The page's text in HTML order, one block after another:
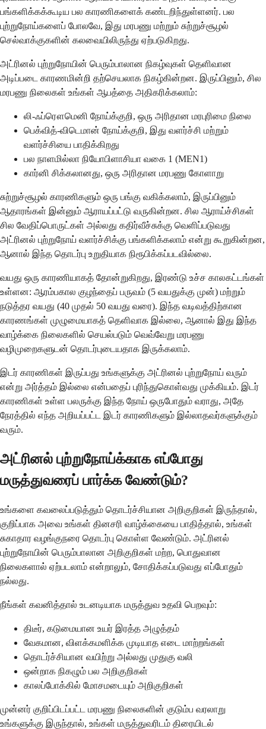
பங்களிக்கக்கூடிய பல காரணிகளைக் கண்டறிந்துள்ளனர். பல
புற்றுநோய்களைப் போலவே, இது மரபணு மற்றும் சுற்றுச்சூழல்
செல்வாக்குகளின் கலவையிலிருந்து ஏற்படுகிறது.
அட்ரினல் புற்றுநோயின் பெரும்பாலான நிகழ்வுகள் தெளிவான
அடிப்படை காரணமின்றி தற்செயலாக நிகழ்கின்றன. இருப்பினும், சில
மரபணு நிலைகள் உங்கள் ஆபத்தை அதிகரிக்கலாம்:
லி-ஃப்ரௌமெனி நோய்க்குறி, ஒரு அரிதான மரபுரிமை நிலை
பெக்வித்-விடெமான் நோய்க்குறி, இது வளர்ச்சி மற்றும்
வளர்ச்சியை பாதிக்கிறது
பல நாளமில்லா நியோபிளாசியா வகை 1 (MEN1)
கார்னி சிக்கலானது, ஒரு அரிதான மரபணு கோளாறு
சுற்றுச்சூழல் காரணிகளும் ஒரு பங்கு வகிக்கலாம், இருப்பினும்
ஆதாரங்கள் இன்னும் ஆராயப்பட்டு வருகின்றன. சில ஆராய்ச்சிகள்
சில வேதிப்பொருட்கள் அல்லது கதிர்வீச்சுக்கு வெளிப்படுவது
அட்ரினல் புற்றுநோய் வளர்ச்சிக்கு பங்களிக்கலாம் என்று கூறுகின்றன,
ஆனால் இந்த தொடர்பு உறுதியாக நிரூபிக்கப்படவில்லை.
வயது ஒரு காரணியாகத் தோன்றுகிறது, இரண்டு உச்ச காலகட்டங்கள்
உள்ளன: ஆரம்பகால குழந்தைப் பருவம் (5 வயதுக்கு முன்) மற்றும்
நடுத்தர வயது (40 முதல் 50 வயது வரை). இந்த வடிவத்திற்கான
காரணங்கள் முழுமையாகத் தெளிவாக இல்லை, ஆனால் இது இந்த
வாழ்க்கை நிலைகளில் செயல்படும் வெவ்வேறு மரபணு
வழிமுறைகளுடன் தொடர்புடையதாக இருக்கலாம்.
இடர் காரணிகள் இருப்பது உங்களுக்கு அட்ரினல் புற்றுநோய் வரும்
என்று அர்த்தம் இல்லை என்பதைப் புரிந்துகொள்வது முக்கியம். இடர்
காரணிகள் உள்ள பலருக்கு இந்த நோய் ஒருபோதும் வராது, அதே
நேரத்தில் எந்த அறியப்பட்ட இடர் காரணிகளும் இல்லாதவர்களுக்கும்
வரும்.
அட்ரினல் புற்றுநோய்க்காக எப்போது
மருத்துவரைப் பார்க்க வேண்டும்?
உங்களை கவலைப்படுத்தும் தொடர்ச்சியான அறிகுறிகள் இருந்தால்,
குறிப்பாக அவை உங்கள் தினசரி வாழ்க்கையை பாதித்தால், உங்கள்
சுகாதார வழங்குநரை தொடர்பு கொள்ள வேண்டும். அட்ரினல்
புற்றுநோயின் பெரும்பாலான அறிகுறிகள் மற்ற, பொதுவான
நிலைகளால் ஏற்படலாம் என்றாலும், சோதிக்கப்படுவது எப்போதும்
நல்லது.
நீங்கள் கவனித்தால் உடனடியாக மருத்துவ உதவி பெறவும்:
திடீர், கடுமையான உயர் இரத்த அழுத்தம்
வேகமான, விளக்கமளிக்க முடியாத எடை மாற்றங்கள்
தொடர்ச்சியான வயிற்று அல்லது முதுகு வலி
ஒன்றாக நிகழும் பல அறிகுறிகள்
காலப்போக்கில் மோசமடையும் அறிகுறிகள்
முன்னர் குறிப்பிடப்பட்ட மரபணு நிலைகளின் குடும்ப வரலாறு
உங்களுக்கு இருந்தால், உங்கள் மருத்துவரிடம் திரையிடல்